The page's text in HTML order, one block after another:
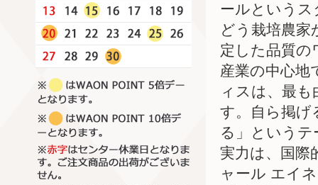
ールという
どう栽培農
定した品質
産業の中心
ィスは、最
す。自ら掲げ
る」という
実力は、国際
ャール エイ